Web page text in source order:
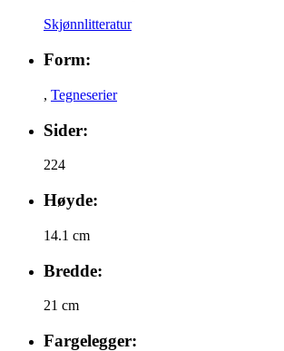
Skjønnlitteratur
Form:
, Tegneserier
Sider:
224
Høyde:
14.1 cm
Bredde:
21 cm
Fargelegger: